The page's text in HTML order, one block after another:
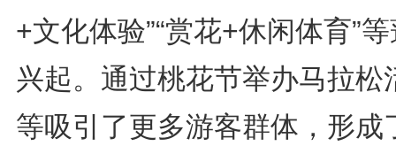
+文化体验”“赏花+休闲体育”
兴起。通过桃花节举办马拉松
等吸引了更多游客群体，形成